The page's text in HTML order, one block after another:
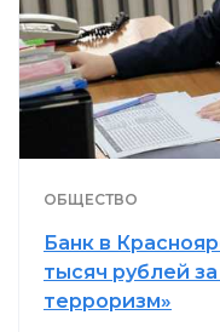
ОБЩЕСТВО
Банк в
тысяч рублей
терроризм»